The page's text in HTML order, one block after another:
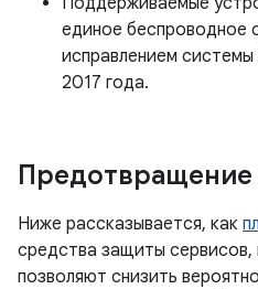
единое беспроводное
исправлением
2017 года.
Предотвращение
Ниже рассказывается, как
средства защиты
позволяют снизить